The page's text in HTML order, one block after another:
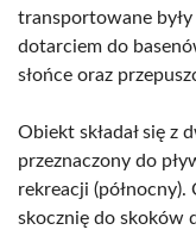
transportowane
dotarciem do
słońce oraz
Obiekt składał się z
przeznaczony do
rekreacji (północny).
skocznię do skoków